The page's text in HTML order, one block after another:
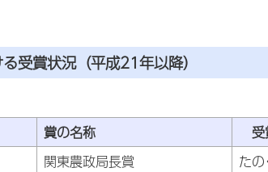
受賞状況（平成21年以降）
賞の名称
関東農政局長賞
た